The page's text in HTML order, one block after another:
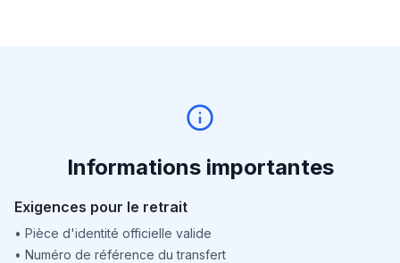
Informations importantes
Exigences pour le retrait
• Pièce d'identité officielle valide
• Numéro de référence du transfert